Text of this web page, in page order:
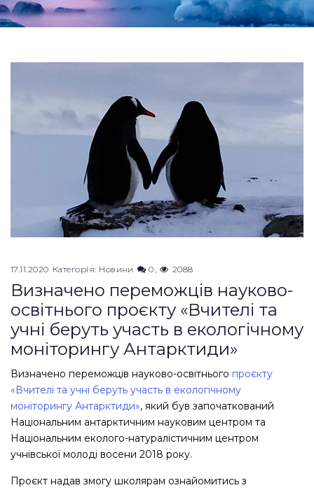
17.11.2020 Категорія: Новини 0 2088
Визначено переможців науково-
освітнього проєкту «Вчителі та
учні беруть участь в екологічному
моніторингу Антарктиди»
Визначено переможців науково-освітнього проєкту
«Вчителі та учні беруть участь в екологічному
моніторингу Антарктиди», який був започаткований
Національним антарктичним науковим центром та
Національним еколого-натуралістичним центром
учнівської молоді восени 2018 року.
Проєкт надав змогу школярам ознайомитись з